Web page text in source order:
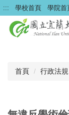
跳
到
主
::: 學校首頁 學院首
首頁 行政法規